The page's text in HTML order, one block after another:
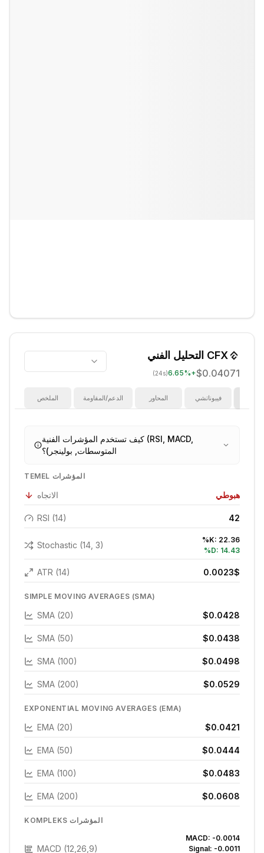
CFX التحليل الفني
$0.04071
+
6.65%
(24s)
الملخص الدعم/المقاومة المحاور فيبوناتشي
كيف تستخدم المؤشرات الفنية (RSI, MACD,
المتوسطات, بولينجر)؟
TEMEL المؤشرات
الاتجاه هبوطي
RSI (14) 42
Stochastic (14, 3)
%K: 22.36
%D: 14.43
ATR (14) 0.0023$
SIMPLE MOVING AVERAGES (SMA)
SMA (20) $0.0428
SMA (50) $0.0438
SMA (100) $0.0498
SMA (200) $0.0529
EXPONENTIAL MOVING AVERAGES (EMA)
EMA (20) $0.0421
EMA (50) $0.0444
EMA (100) $0.0483
EMA (200) $0.0608
KOMPLEKS المؤشرات
MACD (12,26,9)
MACD: -0.0014
Signal: -0.0011